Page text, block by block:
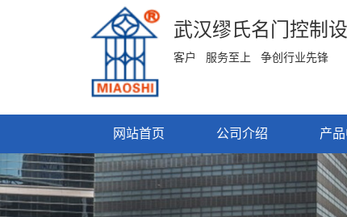
武汉缪氏名门控制
客户 服务至上 争创行业先锋
网站首页 公司介绍 产